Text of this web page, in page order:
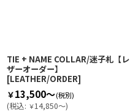
TIE + NAME COLLAR/迷子札【レ
ザーオーダー】
[LEATHER/ORDER]
￥13,500～(税別)
(税込: ￥14,850～)